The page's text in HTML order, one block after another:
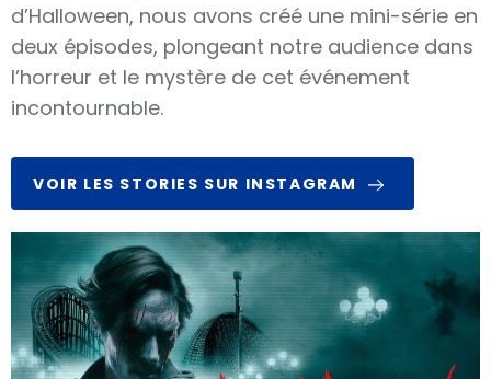
d’Halloween, nous avons créé une mini-série en
deux épisodes, plongeant notre audience dans
l’horreur et le mystère de cet événement
incontournable.
VOIR LES STORIES SUR INSTAGRAM